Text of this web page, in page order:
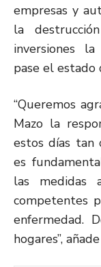
empresas y
la
inversiones la
pase el estado
“Queremos
Mazo la
estos días tan
es
las medidas
competentes
enfermedad.
hogares”,